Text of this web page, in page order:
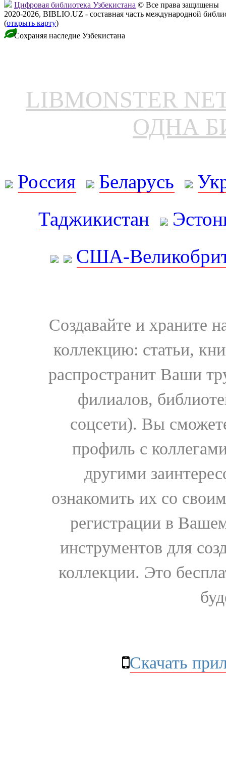
Цифровая библиотека Узбекистана © Все права защищены
2020-2026, BIBLIO.UZ - составная часть международной
(открыть карту)
Сохраняя наследие Узбекистана
LIBMONSTER
ОДНА
Россия Беларусь
Таджикистан
США-
Создавайте и храните
коллекцию: статьи,
распространит Ваши
филиалов,
соцсети). Вы
профиль с
другими
ознакомить их со
регистрации в
инструментов для
коллекции. Это
Скачать